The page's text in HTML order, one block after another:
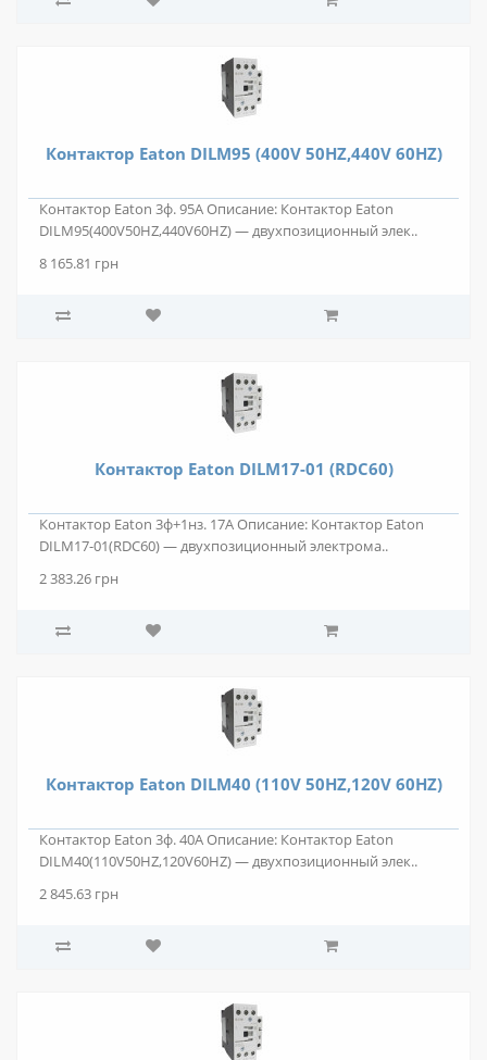
Контактор Eaton DILM95 (400V 50HZ,440V 60HZ)
Контактор Eaton 3ф. 95А Описание: Контактор Eaton
DILM95(400V50HZ,440V60HZ) — двухпозиционный элек..
8 165.81 грн
Контактор Eaton DILM17-01 (RDC60)
Контактор Eaton 3ф+1нз. 17А Описание: Контактор Eaton
DILM17-01(RDC60) — двухпозиционный электрома..
2 383.26 грн
Контактор Eaton DILM40 (110V 50HZ,120V 60HZ)
Контактор Eaton 3ф. 40А Описание: Контактор Eaton
DILM40(110V50HZ,120V60HZ) — двухпозиционный элек..
2 845.63 грн